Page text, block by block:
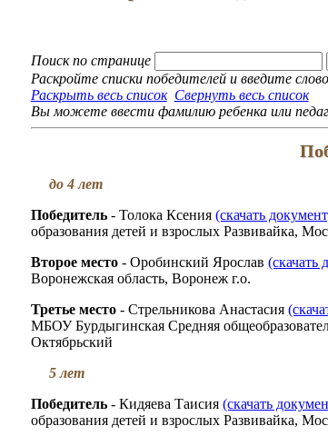
Поиск по странице
Раскройте списки победителей и введите
Раскрыть весь список Свернуть весь список
Вы можете ввести фамилию ребенка или
до 4 лет
Победитель - Толока Ксения (скачать
образования детей и взрослых Развивайка,
Второе место - Оробинский Ярослав (скачать
Воронежская область, Воронеж г.о.
Третье место - Стрельникова Анастасия
МБОУ Бурдыгинская Средняя
Октябрьский
5 лет
Победитель - Кидяева Таисия (скачать
образования детей и взрослых Развивайка,